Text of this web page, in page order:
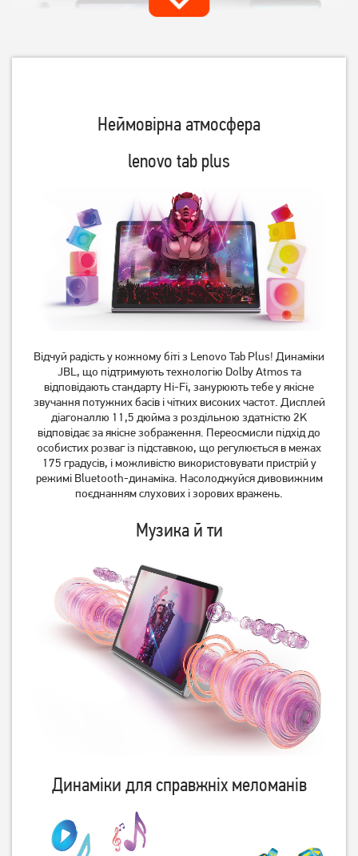
Планшет Xiaomi Redmi Pad
2 8/256 Lavender Purple
грн
Планшет Samsung Galaxy
Tab A11 LTE 8/128GB Gray
9 899 грн
Планшет Samsung Galaxy
Tab A11 Wi-Fi 8/128GB Gray
(SM-X130NZAEEUC)
8 499грн
Планшет Xiaomi Redmi Pad
2 8/256GB Graphite Gray
11 499грн
Планшет Samsung Galaxy
Tab A11+ 5G 8/256GB Gray
Планшет Samsung Galaxy
Tab A11+ Wi-Fi 8/256GB
Gray (SM-X230N)
14 499грн
Неймовірна атмосфера
lenovo tab plus
Відчуй радість у кожному біті з Lenovo Tab Plus! Динаміки
JBL, що підтримують технологію Dolby Atmos та
відповідають стандарту Hi-Fi, занурюють тебе у якісне
звучання потужних басів і чітких високих частот. Дисплей
діагоналлю 11,5 дюйма з роздільною здатністю 2K
відповідає за якісне зображення. Переосмисли підхід до
особистих розваг із підставкою, що регулюється в межах
175 градусів, і можливістю використовувати пристрій у
режимі Bluetooth-динаміка. Насолоджуйся дивовижним
поєднанням слухових і зорових вражень.
Музика й ти
Динаміки для справжніх меломанів